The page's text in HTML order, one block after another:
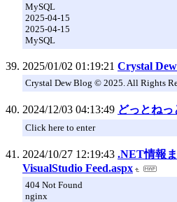
MySQL
2025-04-15
2025-04-15
MySQL
2025/01/02 01:19:21 Crystal
Crystal Dew Blog © 2025. All Rights
2024/12/03 04:13:49 どっとねっ
Click here to enter
2024/10/27 12:19:43 .NET情報
VisualStudio Feed.aspx
404 Not Found
nginx